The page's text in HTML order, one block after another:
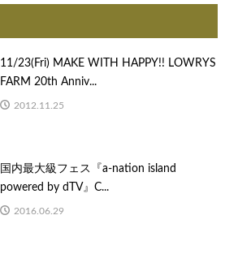
11/23(Fri) MAKE WITH HAPPY!! LOWRYS
FARM 20th Anniv...
2012.11.25
国内最大級フェス『a-nation island
powered by dTV』C...
2016.06.29